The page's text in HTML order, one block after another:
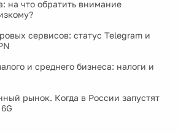
на что обратить внимание
сервисов: статус Telegram и
и среднего бизнеса: налоги и
рынок. Когда в России запустят